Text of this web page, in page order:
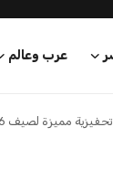
عرب وعالم
مميزة لصيف 2026